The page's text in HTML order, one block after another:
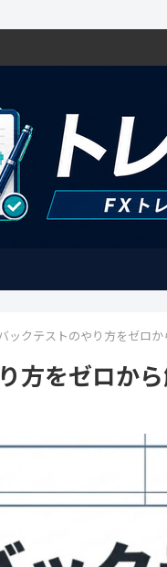
ックテストのやり方をゼロ
方をゼロか